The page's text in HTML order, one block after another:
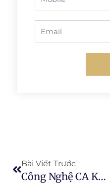
Bài Viết Trước
Công Nghệ CA Không Chỉ Mang Đến Dung Lượng Lưu Trữ